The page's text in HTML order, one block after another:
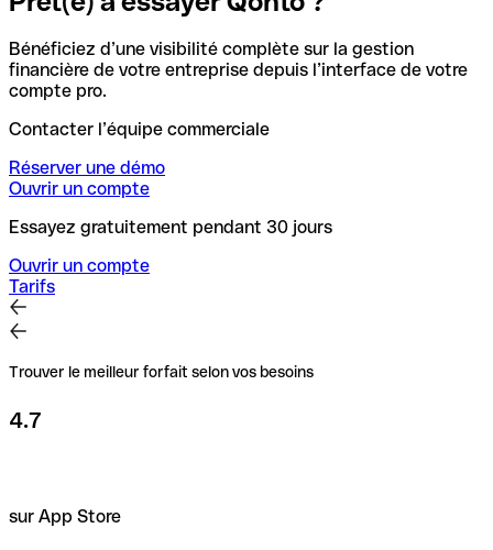
Bénéficiez d’une visibilité complète sur la gestion
financière de votre entreprise depuis l’interface de votre
compte pro.
Contacter l’équipe commerciale
Réserver une démo
Ouvrir un compte
Essayez gratuitement pendant 30 jours
Ouvrir un compte
Tarifs
Trouver le meilleur forfait selon vos besoins
4.7
sur App Store